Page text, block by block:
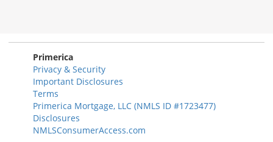
Primerica
Privacy & Security
Important Disclosures
Terms
Primerica Mortgage, LLC (NMLS ID #1723477)
Disclosures
NMLSConsumerAccess.com